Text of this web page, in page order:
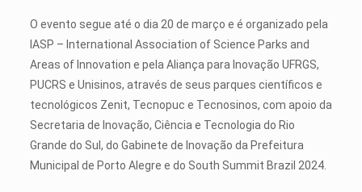
O evento segue até o dia 20 de março e é organizado pela
IASP – International Association of Science Parks and
Areas of Innovation e pela Aliança para Inovação UFRGS,
PUCRS e Unisinos, através de seus parques científicos e
tecnológicos Zenit, Tecnopuc e Tecnosinos, com apoio da
Secretaria de Inovação, Ciência e Tecnologia do Rio
Grande do Sul, do Gabinete de Inovação da Prefeitura
Municipal de Porto Alegre e do South Summit Brazil 2024.